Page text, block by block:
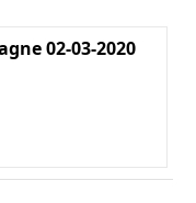
02-03-2020